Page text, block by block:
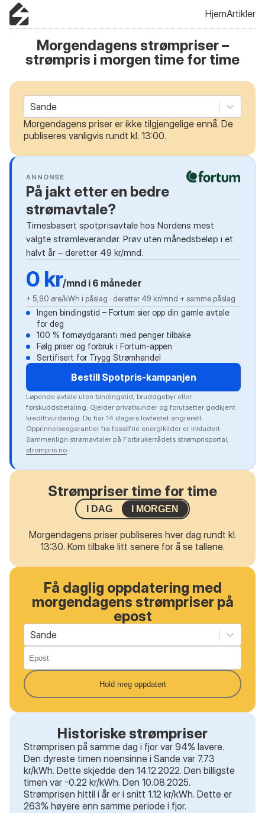
HjemArtikler
Morgendagens strømpriser –
strømpris i morgen time for time
Sande
Morgendagens priser er ikke tilgjengelige ennå. De
publiseres vanligvis rundt kl. 13:00.
ANNONSE
På jakt etter en bedre
strømavtale?
Timesbasert spotprisavtale hos Nordens mest
valgte strømleverandør. Prøv uten månedsbeløp i et
halvt år – deretter 49 kr/mnd.
0 kr/mnd i 6 måneder
+ 5,90 øre/kWh i påslag · deretter 49 kr/mnd + samme påslag
Ingen bindingstid – Fortum sier opp din gamle avtale
for deg
100 % fornøydgaranti med penger tilbake
Følg priser og forbruk i Fortum-appen
Sertifisert for Trygg Strømhandel
Bestill Spotpris-kampanjen
Løpende avtale uten bindingstid, bruddgebyr eller
forskuddsbetaling. Gjelder privatkunder og forutsetter godkjent
kredittvurdering. Du har 14 dagers lovfestet angrerett.
Opprinnelsesgarantier fra fossilfrie energikilder er inkludert.
Sammenlign strømavtaler på Forbrukerrådets strømprisportal,
strompris.no.
Strømpriser time for time
I DAG I MORGEN
Morgendagens priser publiseres hver dag rundt kl.
13:30. Kom tilbake litt senere for å se tallene.
Få daglig oppdatering med
morgendagens strømpriser på
epost
Sande
Hold meg oppdatert
Historiske strømpriser
Strømprisen på samme dag i fjor var 94% lavere.
Den dyreste timen noensinne i Sande var 7.73
kr/kWh. Dette skjedde den 14.12.2022. Den billigste
timen var -0.22 kr/kWh. Den 10.08.2025.
Strømprisen hittil i år er i snitt 1.12 kr/kWh. Dette er
263% høyere enn samme periode i fjor.